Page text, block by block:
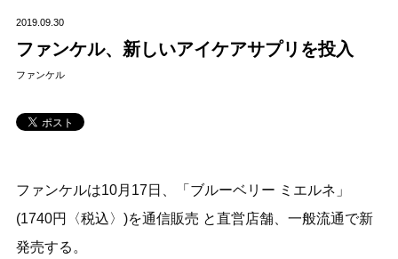
2019.09.30
ファンケル、新しいアイケアサプリを投入
ファンケル
ファンケルは10月17日、「ブルーベリー ミエルネ」
(1740円〈税込〉)を通信販売 と直営店舗、一般流通で新
発売する。